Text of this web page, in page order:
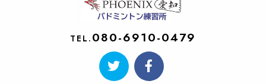
TEL. 080-6910-0479